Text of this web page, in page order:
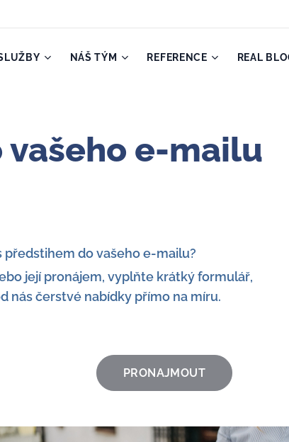
NÁŠ TÝM REFERENCE REAL
vašeho e-mailu
do vašeho e-mailu?
její pronájem, vyplňte krátký formulář,
nás čerstvé nabídky přímo na míru.
PRONAJMOUT